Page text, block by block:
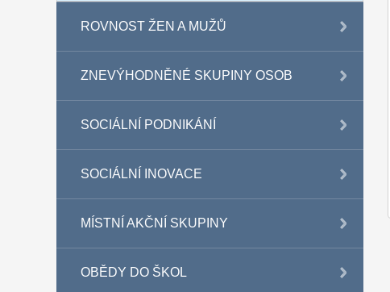
ROVNOST ŽEN A MUŽŮ
ZNEVÝHODNĚNÉ SKUPINY OSOB
SOCIÁLNÍ PODNIKÁNÍ
SOCIÁLNÍ INOVACE
MÍSTNÍ AKČNÍ SKUPINY
OBĚDY DO ŠKOL